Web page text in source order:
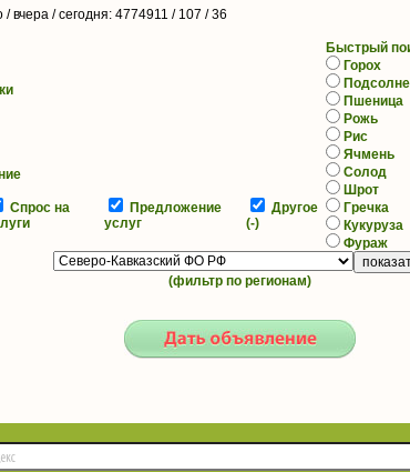
/ вчера /сегодня: 4774911 / 107 /36
Быстрый
Горох
Пшеница
Рожь
Рис
Ячмень
Солод
Шрот
Гречка
Кукуруза
Фураж
Спрос на
Предложение
услуг
Другое
(-)
(фильтр по регионам)